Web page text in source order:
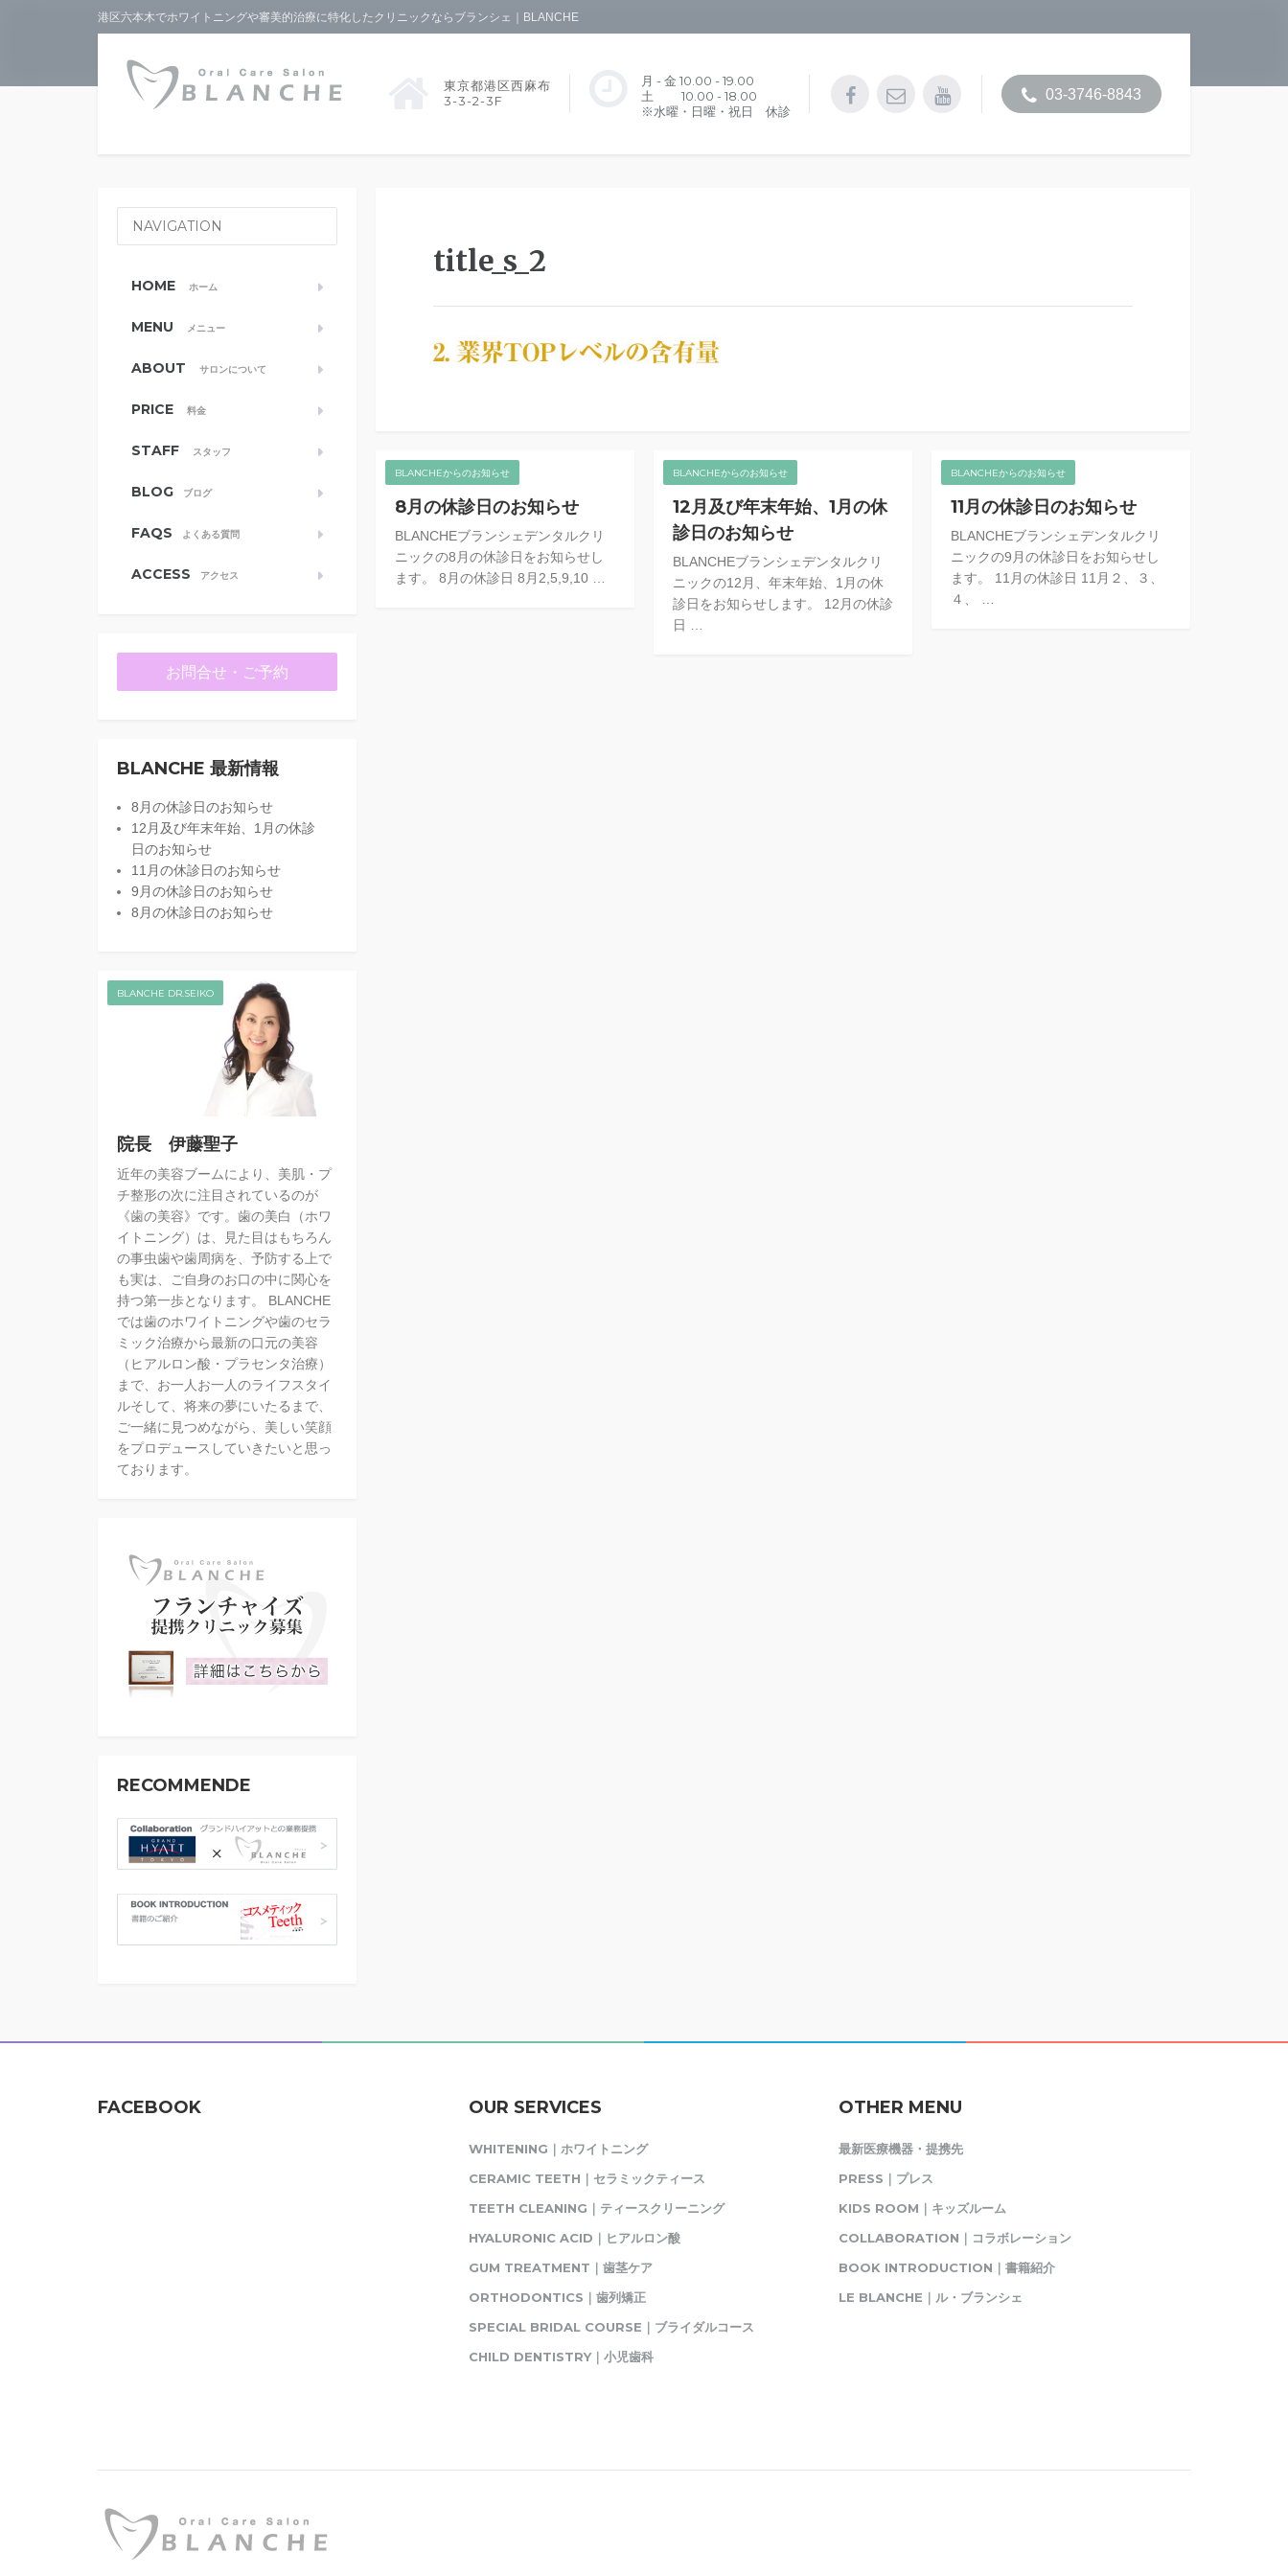
港区六本木でホワイトニングや審美的治療に特化したクリニックならブランシェ｜BLANCHE
東京都港区西麻布
3-3-2-3F
月 - 金 10.00 - 19.00
土 10.00 - 18.00
※水曜・日曜・祝日 休診
03-3746-8843
title_s_2
BLANCHEからのお知らせ
8月の休診日のお知らせ
BLANCHEブランシェデンタルクリ
ニックの8月の休診日をお知らせし
ます。 8月の休診日 8月2,5,9,10 …
BLANCHEからのお知らせ
12月及び年末年始、1月の休
診日のお知らせ
BLANCHEブランシェデンタルクリ
ニックの12月、年末年始、1月の休
診日をお知らせします。 12月の休診
日 …
BLANCHEからのお知らせ
11月の休診日のお知らせ
BLANCHEブランシェデンタルクリ
ニックの9月の休診日をお知らせし
ます。 11月の休診日 11月２、３、
４、 …
NAVIGATION
HOME ホーム
MENU メニュー
ABOUT サロンについて
PRICE 料金
STAFF スタッフ
BLOG ブログ
FAQS よくある質問
ACCESS アクセス
お問合せ・ご予約
BLANCHE 最新情報
8月の休診日のお知らせ
12月及び年末年始、1月の休診
日のお知らせ
11月の休診日のお知らせ
9月の休診日のお知らせ
8月の休診日のお知らせ
BLANCHE DR.SEIKO
院長 伊藤聖子
近年の美容ブームにより、美肌・プ
チ整形の次に注目されているのが
《歯の美容》です。歯の美白（ホワ
イトニング）は、見た目はもちろん
の事虫歯や歯周病を、予防する上で
も実は、ご自身のお口の中に関心を
持つ第一歩となります。 BLANCHE
では歯のホワイトニングや歯のセラ
ミック治療から最新の口元の美容
（ヒアルロン酸・プラセンタ治療）
まで、お一人お一人のライフスタイ
ルそして、将来の夢にいたるまで、
ご一緒に見つめながら、美しい笑顔
をプロデュースしていきたいと思っ
ております。
RECOMMENDE
FACEBOOK OUR SERVICES
WHITENING｜ホワイトニング
CERAMIC TEETH｜セラミックティース
TEETH CLEANING｜ティースクリーニング
HYALURONIC ACID｜ヒアルロン酸
GUM TREATMENT｜歯茎ケア
ORTHODONTICS｜歯列矯正
SPECIAL BRIDAL COURSE｜ブライダルコース
CHILD DENTISTRY｜小児歯科
OTHER MENU
最新医療機器・提携先
PRESS｜プレス
KIDS ROOM｜キッズルーム
COLLABORATION｜コラボレーション
BOOK INTRODUCTION｜書籍紹介
LE BLANCHE｜ル・ブランシェ